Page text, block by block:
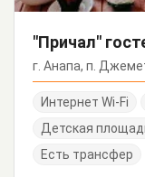
"Причал"
г. Анапа, п.
Интернет Wi-Fi
Детская
Есть трансфер